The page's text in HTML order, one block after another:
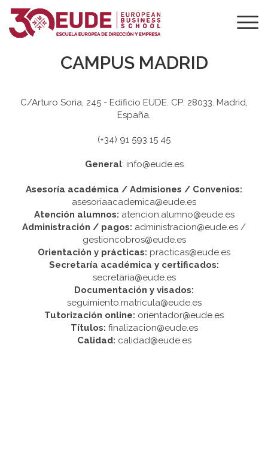
CAMPUS MADRID
C/Arturo Soria, 245 - Edificio EUDE. CP: 28033. Madrid,
España.
(+34) 91 593 15 45
General: info@eude.es
Asesoría académica / Admisiones / Convenios:
asesoriaacademica@eude.es
Atención alumnos: atencion.alumno@eude.es
Administración / pagos: administracion@eude.es /
gestioncobros@eude.es
Orientación y prácticas: practicas@eude.es
Secretaría académica y certificados:
secretaria@eude.es
Documentación y visados:
seguimiento.matricula@eude.es
Tutorización online: orientador@eude.es
Títulos: finalizacion@eude.es
Calidad: calidad@eude.es